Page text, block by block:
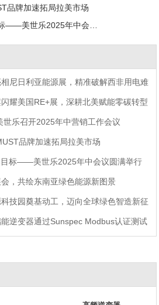
品牌加速拓局拉美市场
聚焦核心责任 · 冲刺卓越目标——美世乐2025年中会议圆满举行
尼日利亚能源展，精准破解西非用电难
耀美国RE+展，深耕北美赋能零碳转型
乐召开2025年中营销工作会议
品牌加速拓局拉美市场
目标——美世乐2025年中会议圆满举行
，共绘东南亚绿色能源新图景
技园奠基动工，迈向全球绿色智造新征
逆变器通过Sunspec Modbus认证测试